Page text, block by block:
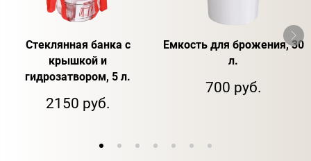
Стеклянная банка с
крышкой и
гидрозатвором, 5 л.
2150 руб.
Емкость для брожения, 30
л.
700 руб.